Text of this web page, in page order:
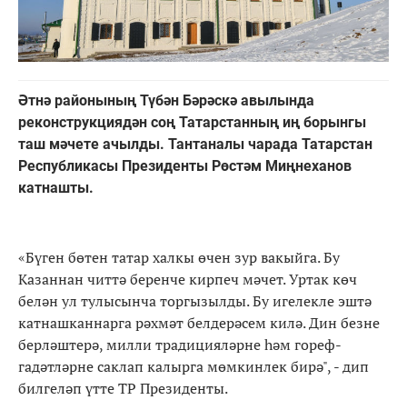
Әтнә районының Түбән Бәрәскә авылында
реконструкциядән соң Татарстанның иң борынгы
таш мәчете ачылды. Тантаналы чарада Татарстан
Республикасы Президенты Рөстәм Миңнеханов
катнашты.
«Бүген бөтен татар халкы өчен зур вакыйга. Бу
Казаннан читтә беренче кирпеч мәчет. Уртак көч
белән ул тулысынча торгызылды. Бу игелекле эштә
катнашканнарга рәхмәт белдерәсем килә. Дин безне
берләштерә, милли традицияләрне һәм гореф-
гадәтләрне саклап калырга мөмкинлек бирә", - дип
билгеләп үтте ТР Президенты.